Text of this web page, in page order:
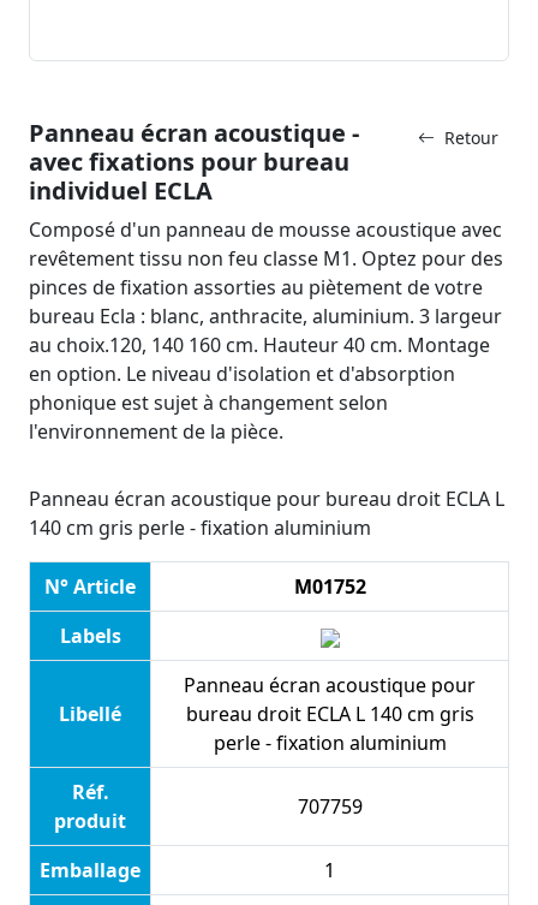
Retour
Panneau écran acoustique -
avec fixations pour bureau
individuel ECLA
Composé d'un panneau de mousse acoustique avec
revêtement tissu non feu classe M1. Optez pour des
pinces de fixation assorties au piètement de votre
bureau Ecla : blanc, anthracite, aluminium. 3 largeur
au choix.120, 140 160 cm. Hauteur 40 cm. Montage
en option. Le niveau d'isolation et d'absorption
phonique est sujet à changement selon
l'environnement de la pièce.
Panneau écran acoustique pour bureau droit ECLA L
140 cm gris perle - fixation aluminium
N° Article
M01752
Labels
Libellé
Panneau écran acoustique pour
bureau droit ECLA L 140 cm gris
perle - fixation aluminium
Réf.
produit
707759
Emballage
1